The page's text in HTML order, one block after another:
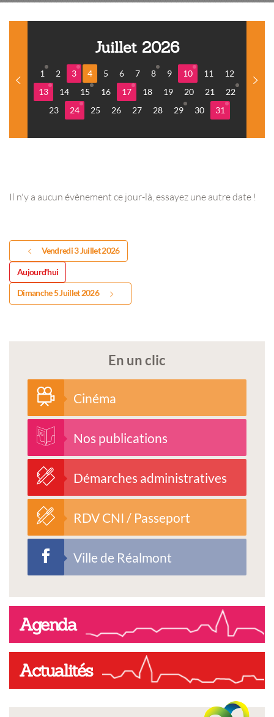
Juillet 2026
1 2 3 4 5 6 7 8 9 10 11
12
13
14 15 16 17 18 19 20 21
22
23
24 25 26 27 28 29 30 31
Il n'y a aucun évènement ce jour-là, essayez une autre date !
Vendredi 3 Juillet 2026
Aujourd'hui
Dimanche 5 Juillet 2026
En un clic
Cinéma
Nos publications
Démarches administratives
RDV CNI / Passeport
Ville de Réalmont
Agenda
Actualités